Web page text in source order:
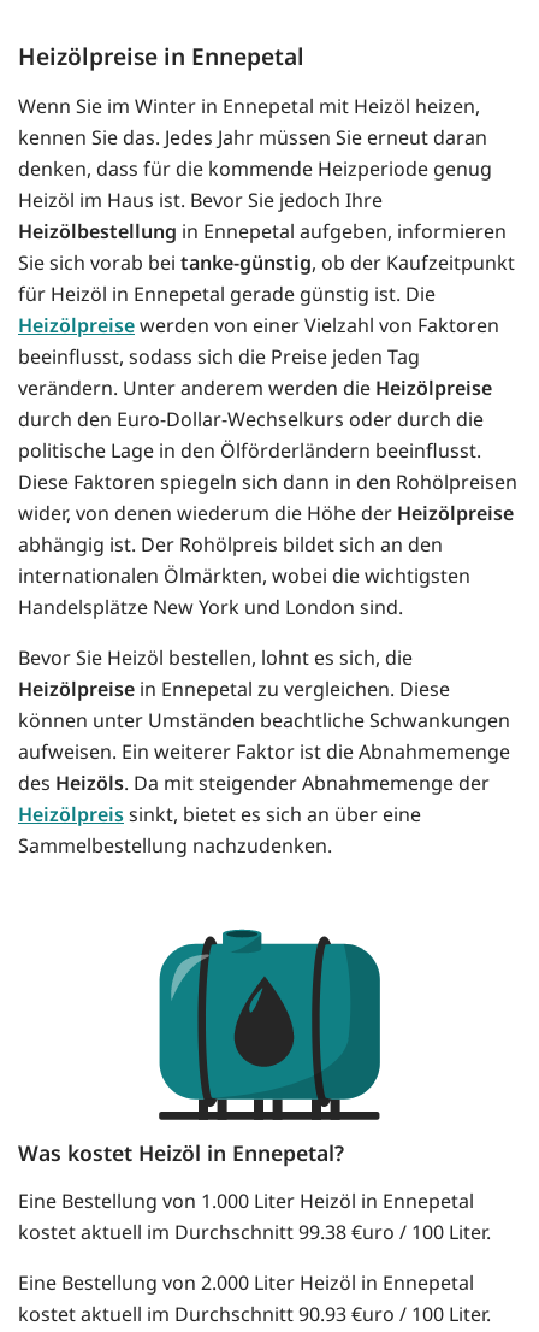
Heizölpreise in Ennepetal
Wenn Sie im Winter in Ennepetal mit Heizöl heizen,
kennen Sie das. Jedes Jahr müssen Sie erneut daran
denken, dass für die kommende Heizperiode genug
Heizöl im Haus ist. Bevor Sie jedoch Ihre
Heizölbestellung in Ennepetal aufgeben, informieren
Sie sich vorab bei tanke-günstig, ob der Kaufzeitpunkt
für Heizöl in Ennepetal gerade günstig ist. Die
Heizölpreisewerden von einer Vielzahl von Faktoren
beeinflusst, sodass sich die Preise jeden Tag
verändern. Unter anderem werden die Heizölpreise
durch den Euro-Dollar-Wechselkurs oder durch die
politische Lage in den Ölförderländern beeinflusst.
Diese Faktoren spiegeln sich dann in den Rohölpreisen
wider, von denen wiederum die Höhe der Heizölpreise
abhängig ist. Der Rohölpreis bildet sich an den
internationalen Ölmärkten, wobei die wichtigsten
Handelsplätze New York und London sind.
Bevor Sie Heizöl bestellen, lohnt es sich, die
Heizölpreise in Ennepetal zu vergleichen. Diese
können unter Umständen beachtliche Schwankungen
aufweisen. Ein weiterer Faktor ist die Abnahmemenge
des Heizöls. Da mit steigender Abnahmemenge der
Heizölpreissinkt, bietet es sich an über eine
Sammelbestellung nachzudenken.
Was kostet Heizöl in Ennepetal?
Eine Bestellung von 1.000 Liter Heizöl in Ennepetal
kostet aktuell im Durchschnitt 99.38 €uro / 100 Liter.
Eine Bestellung von 2.000 Liter Heizöl in Ennepetal
kostet aktuell im Durchschnitt 90.93 €uro / 100 Liter.